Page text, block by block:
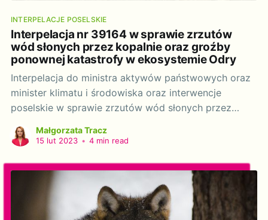
INTERPELACJE POSELSKIE
Interpelacja nr 39164 w sprawie zrzutów
wód słonych przez kopalnie oraz groźby
ponownej katastrofy w ekosystemie Odry
Interpelacja do ministra aktywów państwowych oraz
minister klimatu i środowiska oraz interwencje
poselskie w sprawie zrzutów wód słonych przez
ekosystemie Odry. Szanowna Pani Minister! Szanowny
największa katastrofa w znanej nam historii rzeki
Odry. Na skutek zanieczyszczeń
Małgorzata Tracz
15 lut 2023 • 4 min read